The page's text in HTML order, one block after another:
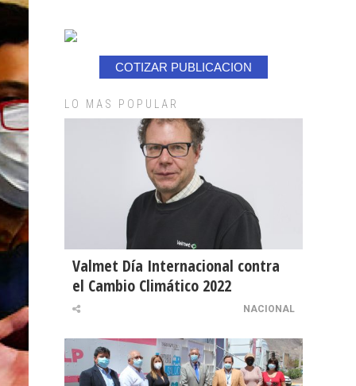
COTIZAR PUBLICACION
LO MAS POPULAR
Valmet Día Internacional contra
el Cambio Climático 2022
NACIONAL